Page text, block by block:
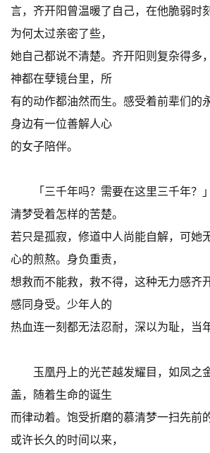
言，齐开阳曾温暖了自己，在他脆弱时
为何太过亲密了些，
她自己都说不清楚。齐开阳则复杂得多
神都在孽镜台里，所
有的动作都油然而生。感受着前辈们的
身边有一位善解人心
的女子陪伴。
「三千年吗？需要在这里三千年？
清梦受着怎样的苦楚。
若只是孤寂，修道中人尚能自解，可她
心的煎熬。身负重责，
想救而不能救，救不得，这种无力感齐
感同身受。少年人的
热血连一刻都无法忍耐，深以为耻，当
玉凰丹上的光芒越发耀目，如凤之
盖，随着生命的诞生
而律动着。饱受折磨的慕清梦一扫先前
或许长久的时间以来，